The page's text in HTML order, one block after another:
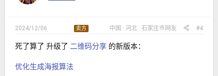
2024/12/06 卖方 中国 河北 石家庄市网友 #4
死了算了 升级了 二维码分享 的新版本：
优化生成海报算法